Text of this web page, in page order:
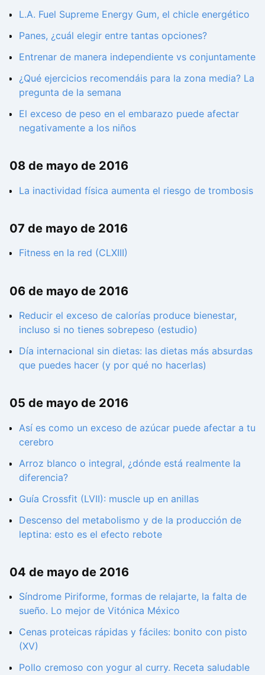
L.A. Fuel Supreme Energy Gum, el chicle energético
Panes, ¿cuál elegir entre tantas opciones?
Entrenar de manera independiente vs conjuntamente
¿Qué ejercicios recomendáis para la zona media? La
pregunta de la semana
El exceso de peso en el embarazo puede afectar
negativamente a los niños
08 de mayo de 2016
La inactividad física aumenta el riesgo de trombosis
07 de mayo de 2016
Fitness en la red (CLXIII)
06 de mayo de 2016
Reducir el exceso de calorías produce bienestar,
incluso si no tienes sobrepeso (estudio)
Día internacional sin dietas: las dietas más absurdas
que puedes hacer (y por qué no hacerlas)
05 de mayo de 2016
Así es como un exceso de azúcar puede afectar a tu
cerebro
Arroz blanco o integral, ¿dónde está realmente la
diferencia?
Guía Crossfit (LVII): muscle up en anillas
Descenso del metabolismo y de la producción de
leptina: esto es el efecto rebote
04 de mayo de 2016
Síndrome Piriforme, formas de relajarte, la falta de
sueño. Lo mejor de Vitónica México
Cenas proteicas rápidas y fáciles: bonito con pisto
(XV)
Pollo cremoso con yogur al curry. Receta saludable